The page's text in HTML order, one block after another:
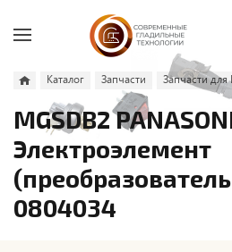
Каталог Запчасти Запчасти для
MGSDB2
Электроэлемент
0804034